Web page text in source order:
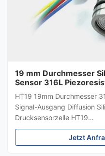
19 mm Durchmesser
Sensor 316L
Drucksensor
HT19 19mm Durchmesser
Signal-Ausgang Diffusion
Drucksensorzelle HT19
eines 15mm-
Jetzt